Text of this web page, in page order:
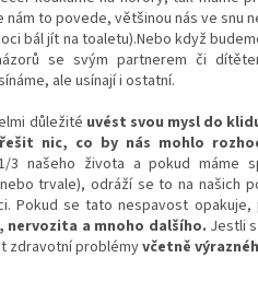
nám to povede, většinou nás ve snu
bál jít na toaletu).Nebo když
se svým partnerem či
ale usínají i ostatní.
důležité uvést svou mysl do
nic, co by nás mohlo
3 našeho života a pokud máme
trvale), odráží se to na našich
Pokud se tato nespavost opakuje,
a mnoho dalšího. Jestli
zdravotní problémyvčetně